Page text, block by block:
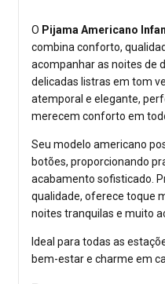
O Pijama Americano
combina conforto,
acompanhar as noites de
delicadas listras em tom
atemporal e elegante,
merecem conforto em
Seu modelo americano
botões, proporcionando
acabamento sofisticado.
qualidade, oferece toque
noites tranquilas e muito
Ideal para todas as
bem-estar e charme em